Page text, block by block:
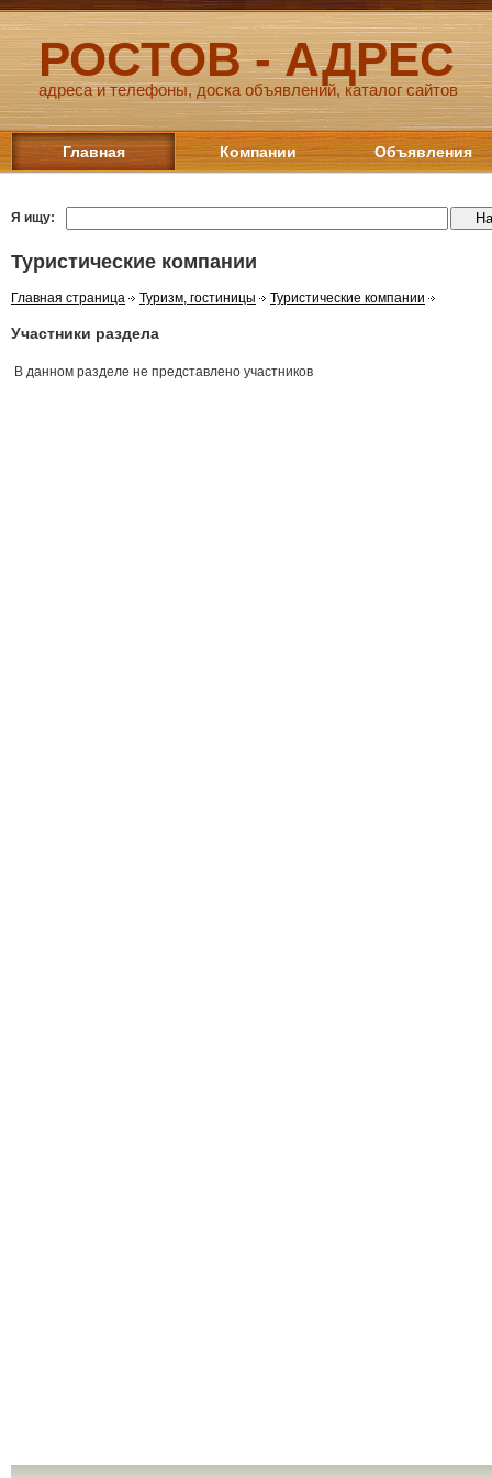
РОСТОВ - АДРЕС
адреса и телефоны, доска объявлений, каталог сайтов
Главная Компании Объявления
Я ищу:
Туристические компании
Главная страница Туризм, гостиницы Туристические компании
Участники раздела
В данном разделе не представлено участников